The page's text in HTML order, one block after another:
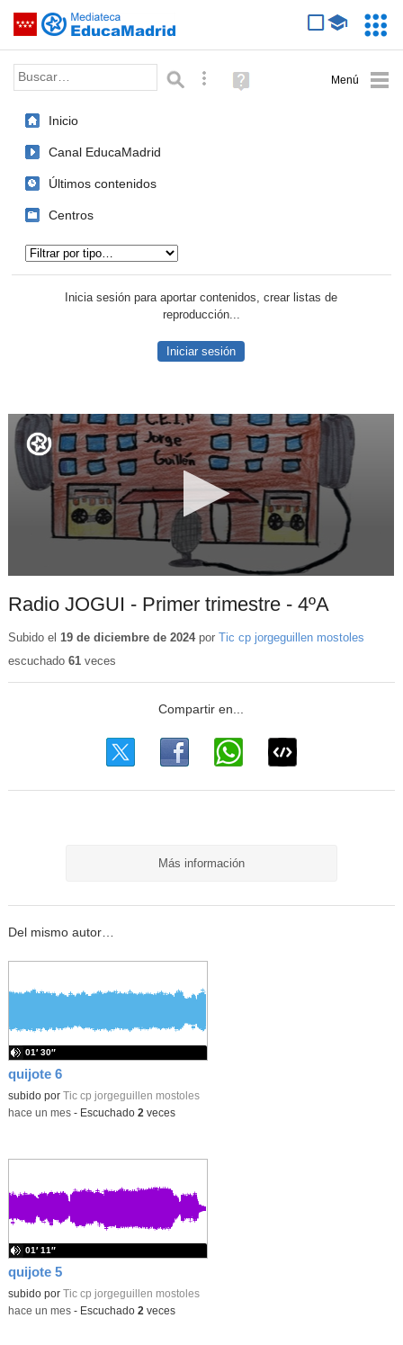
Saltar navegación
Palabra o frase: Búsqueda avanzada
Ayuda
(en
Inicio
Canal EducaMadrid
Últimos contenidos
Centros
Inicia sesión para aportar contenidos, crear listas de
reproducción...
Iniciar sesión
Radio JOGUI - Primer trimestre - 4ºA
Subido el 19 de diciembre de 2024por Tic cp jorgeguillen mostoles
escuchado 61veces
Más información
Del mismo autor…
quijote 6
subido por Tic cp jorgeguillen mostoles
01′ 30″
-hace un mes- Escuchado 2veces
quijote 5
subido por Tic cp jorgeguillen mostoles
01′ 11″
-hace un mes- Escuchado 2veces